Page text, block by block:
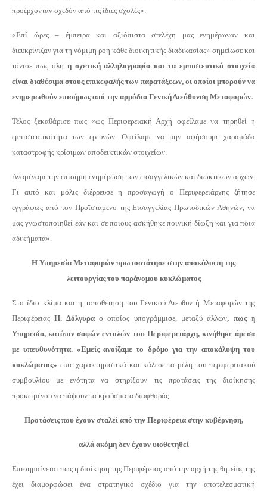
προέρχονταν σχεδόν από τις ίδιες σχολές».
«Επί ώρες – έμπειρα και αξιόπιστα στελέχη μας ενημέρωναν και
διευκρίνιζαν για τη νόμιμη ροή κάθε διοικητικής διαδικασίας» σημείωσε και
τόνισε πως όλη η σχετική αλληλογραφία και τα εμπιστευτικά στοιχεία
είναι διαθέσιμα στους επικεφαλής των παρατάξεων, οι οποίοι μπορούν να
ενημερωθούν επισήμως από την αρμόδια Γενική Διεύθυνση Μεταφορών.
Τέλος ξεκαθάρισε πως «ως Περιφερειακή Αρχή οφείλαμε να τηρηθεί η
εμπιστευτικότητα των ερευνών. Οφείλαμε να μην αφήσουμε χαραμάδα
καταστροφής κρίσιμων αποδεικτικών στοιχείων.
Αναμέναμε την επίσημη ενημέρωση των εισαγγελικών και διωκτικών αρχών.
Γι αυτό και μόλις διέρρευσε η προσαγωγή ο Περιφερειάρχης ζήτησε
εγγράφως από τον Προϊστάμενο της Εισαγγελίας Πρωτοδικών Αθηνών, να
μας γνωστοποιηθεί εάν και σε ποιους ασκήθηκε ποινική δίωξη και για ποια
αδικήματα».
Η Υπηρεσία Μεταφορών πρωτοστάτησε στην αποκάλυψη της
λειτουργίας του παράνομου κυκλώματος
Στο ίδιο κλίμα και η τοποθέτηση του Γενικού Διευθυντή Μεταφορών της
ΠεριφέρειαςΗ. Δόλγυραο οποίος υπογράμμισε, μεταξύ άλλων, πως η
Υπηρεσία, κατόπιν σαφών εντολών του Περιφερειάρχη, κινήθηκε άμεσα
με υπευθυνότητα. «Εμείς ανοίξαμε το δρόμο για την αποκάλυψη του
κυκλώματος» είπε χαρακτηριστικά και κάλεσε τα μέλη του περιφερειακού
συμβουλίου με ενότητα να στηρίξουν τις προτάσεις της διοίκησης
προκειμένου να πάψουν τα κρούσματα διαφθοράς.
Προτάσεις που έχουν σταλεί από την Περιφέρεια στην κυβέρνηση,
αλλά ακόμη δεν έχουν υιοθετηθεί
Επισημαίνεται πως η διοίκηση της Περιφέρειας από την αρχή της θητείας της
έχει διαμορφώσει ένα στρατηγικό σχέδιο για την αποτελεσματική